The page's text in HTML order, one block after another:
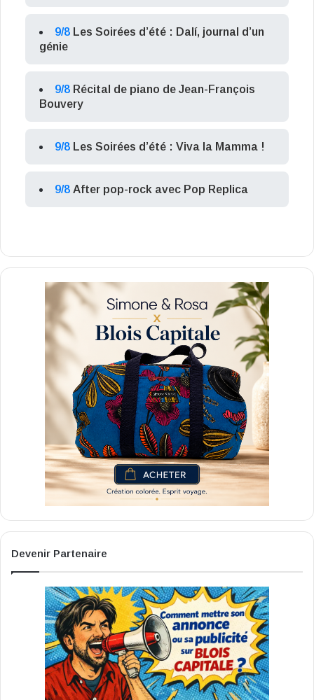
9/8 Les Soirées d’été : Dalí, journal d’un
génie
9/8 Récital de piano de Jean-François
Bouvery
9/8 Les Soirées d’été : Viva la Mamma !
9/8 After pop-rock avec Pop Replica
Devenir Partenaire